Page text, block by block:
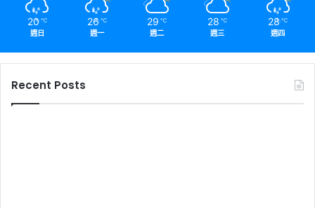
20 ℃
週日
26 ℃
週一
29 ℃
週二
28 ℃
週三
28 ℃
週四
Recent Posts